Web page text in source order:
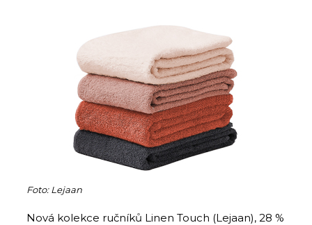
Foto: Lejaan
Nová kolekce ručníků Linen Touch (Lejaan), 28 %